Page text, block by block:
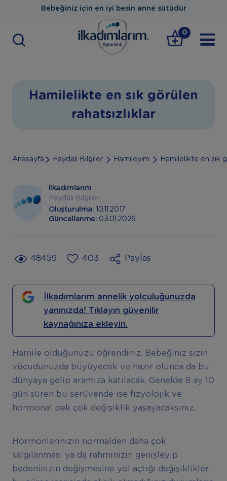
Bebeğiniz için en iyi besin anne sütüdür
0
Hamilelikte en sık görülen
rahatsızlıklar
Anasayfa Faydalı Bilgiler Hamileyim Hamilelikte en sık
İlkadımlarım
Faydalı Bilgiler
Oluşturulma:
10.11.2017
Güncellenme: 03.01.2026
48459 403 Paylaş
İlkadımlarım annelik yolculuğunuzda
yanınızda! Tıklayın güvenilir
kaynağınıza ekleyin.
Hamile olduğunuzu öğrendiniz. Bebeğiniz sizin
vücudunuzda büyüyecek ve hazır olunca da bu
dünyaya gelip aramıza katılacak. Genelde 9 ay 10
gün süren bu serüvende ise fizyolojik ve
hormonal pek çok değişiklik yaşayacaksınız.
Hormonlarınızın normalden daha çok
salgılanması ya da rahminizin genişleyip
bedeninizin değişmesine yol açtığı değişiklikler